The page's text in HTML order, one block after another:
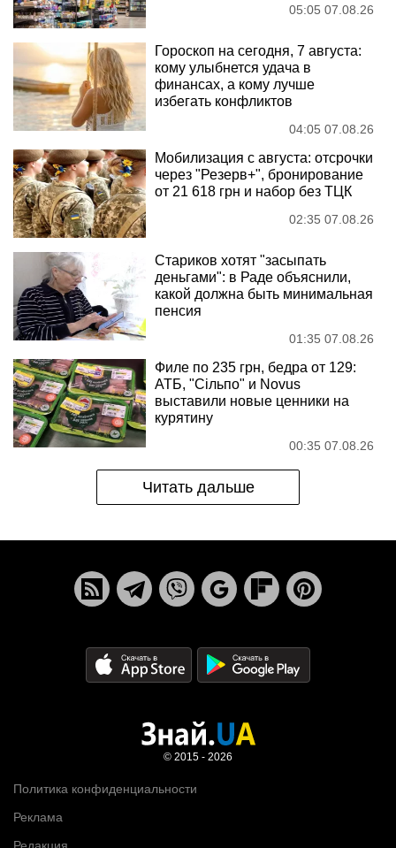
05:05 07.08.26
Гороскоп на сегодня, 7 августа:
кому улыбнется удача в
финансах, а кому лучше
избегать конфликтов
04:05 07.08.26
Мобилизация с августа: отсрочки
через "Резерв+", бронирование
от 21 618 грн и набор без ТЦК
02:35 07.08.26
Стариков хотят "засыпать
деньгами": в Раде объяснили,
какой должна быть минимальная
пенсия
01:35 07.08.26
Филе по 235 грн, бедра от 129:
АТБ, "Сільпо" и Novus
выставили новые ценники на
курятину
00:35 07.08.26
Читать дальше
Политика конфиденциальности
Реклама
© 2015 - 2026